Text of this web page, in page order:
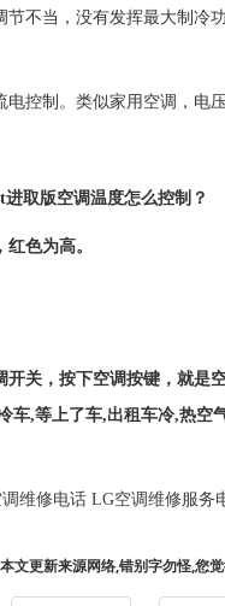
不当，没有发挥最大制冷
控制。类似家用空调，电
进取版空调温度怎么控制？
色为高。
关，按下空调按键，就
,等上了车,出租车冷,热
维修电话 LG空调维修服务
本文更新来源网络,错别字勿怪,您